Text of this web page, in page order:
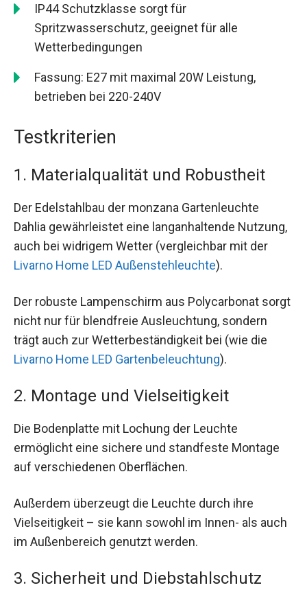
IP44 Schutzklasse sorgt für
Spritzwasserschutz, geeignet für alle
Wetterbedingungen
Fassung: E27 mit maximal 20W Leistung,
betrieben bei 220-240V
Testkriterien
1. Materialqualität und Robustheit
Der Edelstahlbau der monzana Gartenleuchte
Dahlia gewährleistet eine langanhaltende Nutzung,
auch bei widrigem Wetter (vergleichbar mit der
Livarno Home LED Außenstehleuchte).
Der robuste Lampenschirm aus Polycarbonat sorgt
nicht nur für blendfreie Ausleuchtung, sondern
trägt auch zur Wetterbeständigkeit bei (wie die
Livarno Home LED Gartenbeleuchtung).
2. Montage und Vielseitigkeit
Die Bodenplatte mit Lochung der Leuchte
ermöglicht eine sichere und standfeste Montage
auf verschiedenen Oberflächen.
Außerdem überzeugt die Leuchte durch ihre
Vielseitigkeit – sie kann sowohl im Innen- als auch
im Außenbereich genutzt werden.
3. Sicherheit und Diebstahlschutz